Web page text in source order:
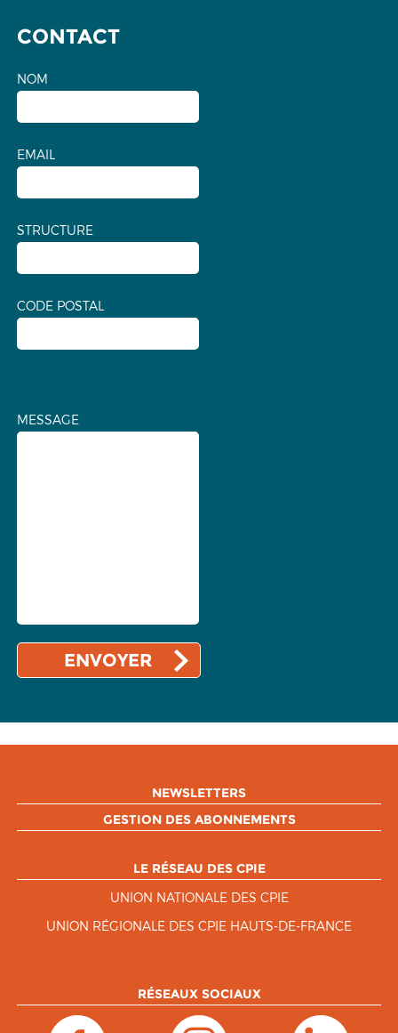
CONTACT
NOM
EMAIL
STRUCTURE
CODE POSTAL
MESSAGE
NEWSLETTERS
GESTION DES ABONNEMENTS
LE RÉSEAU DES CPIE
UNION NATIONALE DES CPIE
UNION RÉGIONALE DES CPIE HAUTS-DE-FRANCE
RÉSEAUX SOCIAUX